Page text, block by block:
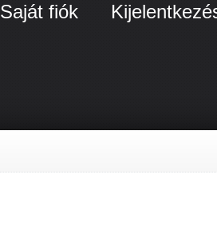
Saját fiók